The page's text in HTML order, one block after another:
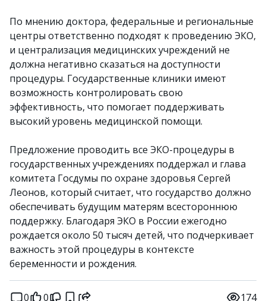
По мнению доктора, федеральные и региональные
центры ответственно подходят к проведению ЭКО,
и централизация медицинских учреждений не
должна негативно сказаться на доступности
процедуры. Государственные клиники имеют
возможность контролировать свою
эффективность, что помогает поддерживать
высокий уровень медицинской помощи.
Предложение проводить все ЭКО-процедуры в
государственных учреждениях поддержал и глава
комитета Госдумы по охране здоровья Сергей
Леонов, который считает, что государство должно
обеспечивать будущим матерям всестороннюю
поддержку. Благодаря ЭКО в России ежегодно
рождается около 50 тысяч детей, что подчеркивает
важность этой процедуры в контексте
беременности и рождения.
0 0 174